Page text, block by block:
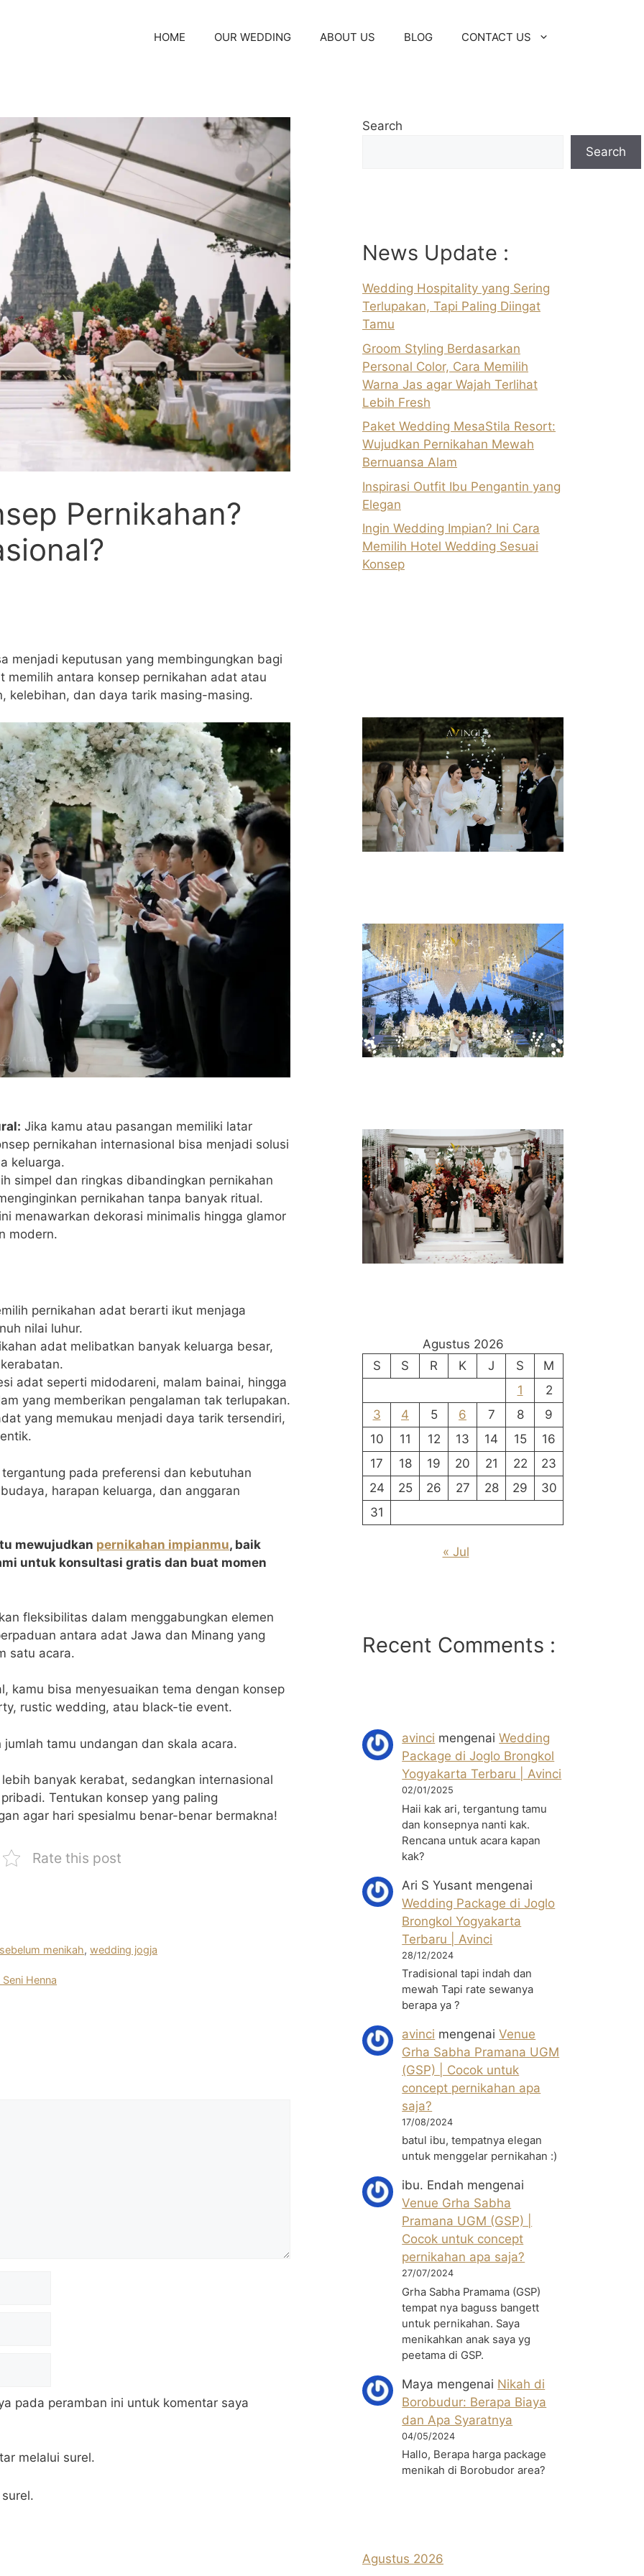
HOME OUR WEDDING ABOUT US BLOG CONTACT US
Pernikahan?
menjadi keputusan yang membingungkan bagi
memilih antara konsep pernikahan adat atau
kelebihan, dan daya tarik masing-masing.
Jika kamu atau pasangan memiliki latar
pernikahan internasional bisa menjadi solusi
keluarga.
simpel dan ringkas dibandingkan pernikahan
pernikahan tanpa banyak ritual.
menawarkan dekorasi minimalis hingga glamor
modern.
pernikahan adat berarti ikut menjaga
nilai luhur.
adat melibatkan banyak keluarga besar,
adat seperti midodareni, malam bainai, hingga
yang memberikan pengalaman tak terlupakan.
yang memukau menjadi daya tarik tersendiri,
pada preferensi dan kebutuhan
harapan keluarga, dan anggaran
mewujudkan pernikahan impianmu, baik
untuk konsultasi gratis dan buat momen
fleksibilitas dalam menggabungkan elemen
antara adat Jawa dan Minang yang
satu acara.
kamu bisa menyesuaikan tema dengan konsep
rustic wedding, atau black-tie event.
tamu undangan dan skala acara.
banyak kerabat, sedangkan internasional
Tentukan konsep yang paling
agar hari spesialmu benar-benar bermakna!
Rate this post
menikah,wedding jogja
Henna
pada peramban ini untuk komentar saya
melalui surel.
Search
Search
News Update :
Wedding Hospitality yang Sering
Terlupakan, Tapi Paling Diingat
Tamu
Groom Styling Berdasarkan
Personal Color, Cara Memilih
Warna Jas agar Wajah Terlihat
Lebih Fresh
Paket Wedding MesaStila Resort:
Wujudkan Pernikahan Mewah
Bernuansa Alam
Inspirasi Outfit Ibu Pengantin yang
Elegan
Ingin Wedding Impian? Ini Cara
Memilih Hotel Wedding Sesuai
Konsep
Agustus 2026
S
S R K J S
M
1
2
3
4 5 6 7 8
9
10
11 12 13 14 15
16
17
18 19 20 21 22
23
24
25 26 27 28 29
30
31
« Jul
Recent Comments :
avinci mengenaiWedding
Package di Joglo Brongkol
Yogyakarta Terbaru | Avinci
02/01/2025
Haii kak ari, tergantung tamu
dan konsepnya nanti kak.
Rencana untuk acara kapan
kak?
Ari S Yusant mengenai
Wedding Package di Joglo
Brongkol Yogyakarta
Terbaru | Avinci
28/12/2024
Tradisional tapi indah dan
mewah Tapi rate sewanya
berapa ya ?
avinci mengenaiVenue
Grha Sabha Pramana UGM
(GSP) | Cocok untuk
concept pernikahan apa
saja?
17/08/2024
batul ibu, tempatnya elegan
untuk menggelar pernikahan :)
ibu. Endah mengenai
Venue Grha Sabha
Pramana UGM (GSP) |
Cocok untuk concept
pernikahan apa saja?
27/07/2024
Grha Sabha Pramama (GSP)
tempat nya baguss bangett
untuk pernikahan. Saya
menikahkan anak saya yg
peetama di GSP.
Maya mengenai Nikah di
Borobudur: Berapa Biaya
dan Apa Syaratnya
04/05/2024
Hallo, Berapa harga package
menikah di Borobudor area?
Agustus 2026